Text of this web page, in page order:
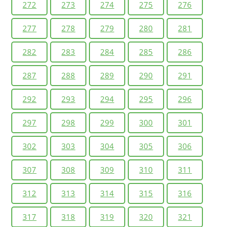
272 273 274 275 276
277 278 279 280 281
282 283 284 285 286
287 288 289 290 291
292 293 294 295 296
297 298 299 300 301
302 303 304 305 306
307 308 309 310 311
312 313 314 315 316
317 318 319 320 321